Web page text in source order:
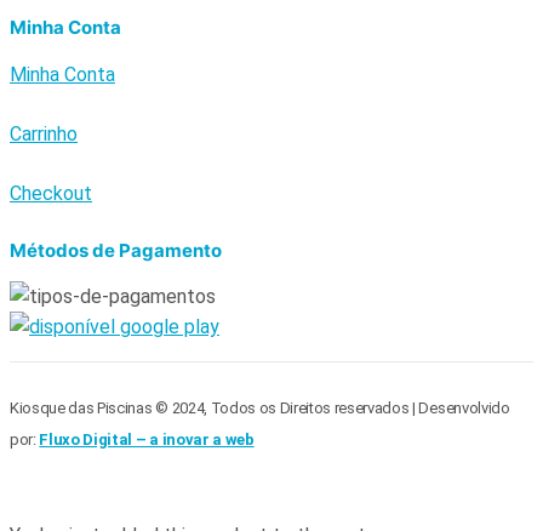
Minha Conta
Minha Conta
Carrinho
Checkout
Métodos de Pagamento
Kiosque das Piscinas © 2024, Todos os Direitos reservados | Desenvolvido
por: Fluxo Digital – a inovar a web